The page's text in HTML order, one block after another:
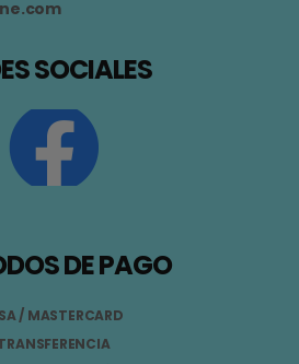
SOCIALES
DE PAGO
/ MASTERCARD